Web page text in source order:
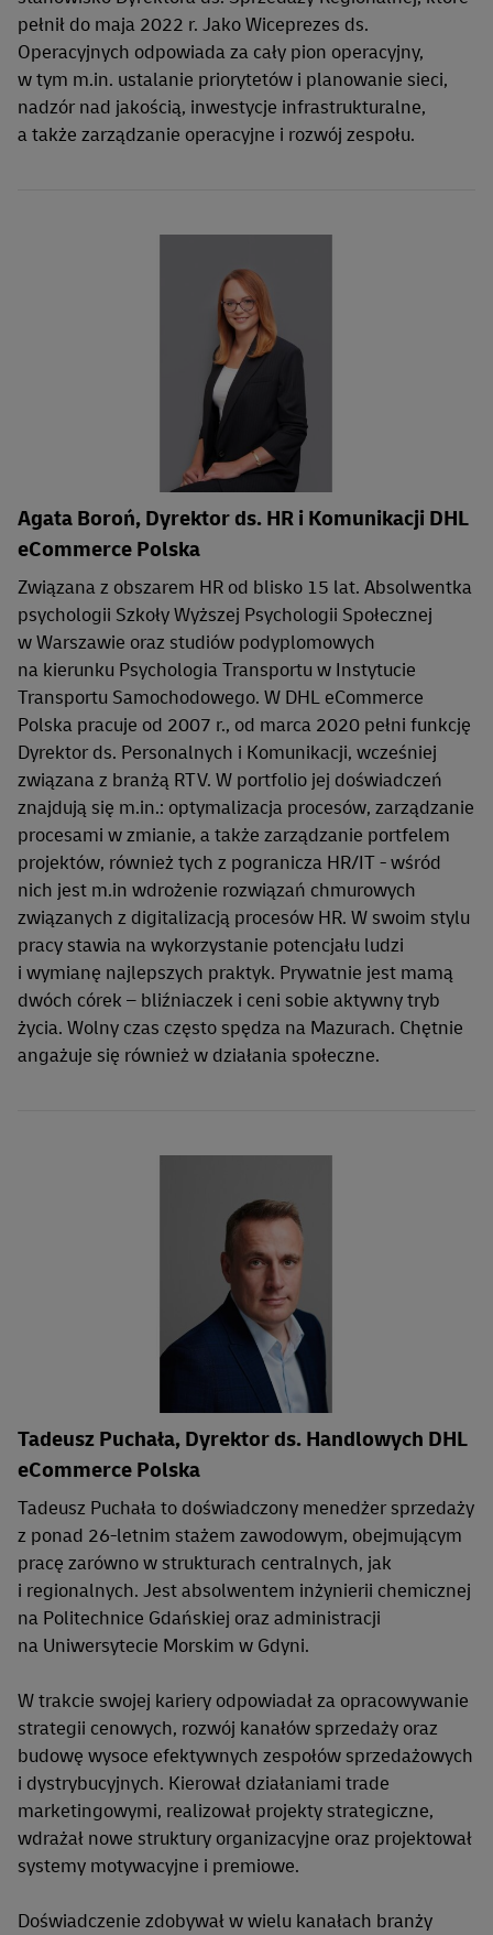
pełnił do maja 2022 r. Jako Wiceprezes ds.
Operacyjnych odpowiada za cały pion operacyjny,
w tym m.in. ustalanie priorytetów i planowanie sieci,
nadzór nad jakością, inwestycje infrastrukturalne,
a także zarządzanie operacyjne i rozwój zespołu.
Agata Boroń, Dyrektor ds. HR i Komunikacji DHL
eCommerce Polska
Związana z obszarem HR od blisko 15 lat. Absolwentka
psychologii Szkoły Wyższej Psychologii Społecznej
w Warszawie oraz studiów podyplomowych
na kierunku Psychologia Transportu w Instytucie
Transportu Samochodowego. W DHL eCommerce
Polska pracuje od 2007 r., od marca 2020 pełni funkcję
Dyrektor ds. Personalnych i Komunikacji, wcześniej
związana z branżą RTV. W portfolio jej doświadczeń
znajdują się m.in.: optymalizacja procesów, zarządzanie
procesami w zmianie, a także zarządzanie portfelem
projektów, również tych z pogranicza HR/IT - wśród
nich jest m.in wdrożenie rozwiązań chmurowych
związanych z digitalizacją procesów HR. W swoim stylu
pracy stawia na wykorzystanie potencjału ludzi
i wymianę najlepszych praktyk. Prywatnie jest mamą
dwóch córek – bliźniaczek i ceni sobie aktywny tryb
życia. Wolny czas często spędza na Mazurach. Chętnie
angażuje się również w działania społeczne.
Tadeusz Puchała, Dyrektor ds. Handlowych DHL
eCommerce Polska
Tadeusz Puchała to doświadczony menedżer sprzedaży
z ponad 26-letnim stażem zawodowym, obejmującym
pracę zarówno w strukturach centralnych, jak
i regionalnych. Jest absolwentem inżynierii chemicznej
na Politechnice Gdańskiej oraz administracji
na Uniwersytecie Morskim w Gdyni.
W trakcie swojej kariery odpowiadał za opracowywanie
strategii cenowych, rozwój kanałów sprzedaży oraz
budowę wysoce efektywnych zespołów sprzedażowych
i dystrybucyjnych. Kierował działaniami trade
marketingowymi, realizował projekty strategiczne,
wdrażał nowe struktury organizacyjne oraz projektował
systemy motywacyjne i premiowe.
Doświadczenie zdobywał w wielu kanałach branży